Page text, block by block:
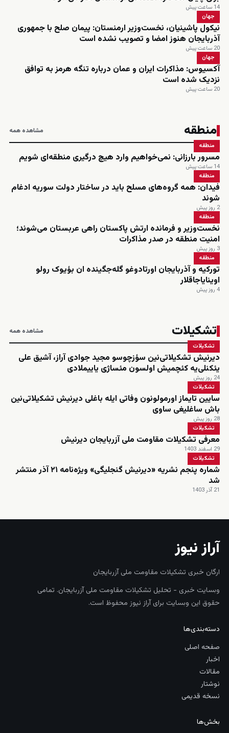
14 ساعت پیش
جهان
نیکول پاشینیان، نخست‌وزیر ارمنستان: پیمان صلح با جمهوری
آذربایجان هنوز امضا و تصویب نشده است
20 ساعت پیش
جهان
آکسیوس: مذاکرات ایران و عمان درباره تنگه هرمز به توافق
نزدیک شده است
20 ساعت پیش
منطقه مشاهده همه
منطقه
مسرور بارزانی: نمی‌خواهیم وارد هیچ درگیری منطقه‌ای شویم
14 ساعت پیش
منطقه
فیدان: همه گروه‌های مسلح باید در ساختار دولت سوریه ادغام
شوند
2 روز پیش
منطقه
نخست‌وزیر و فرمانده ارتش پاکستان راهی عربستان می‌شوند؛
امنیت منطقه در صدر مذاکرات
3 روز پیش
منطقه
تورکیه و آذربایجان اورتادوغو گله‌جگینده ان بؤیوک رولو
اوینایاجاقلار
4 روز پیش
تشکیلات مشاهده همه
تشکیلات
دیرنیش تشکیلاتی‌نین سؤزچوسو مجید جوادی آراز، آشیق علی
یئکنلی‌یه کئچمیش اولسون مئساژی یاییملادی
24 روز پیش
تشکیلات
سایین تایماز اورمولونون وفاتی ایله باغلی دیرنیش تشکیلاتی‌نین
باش ساغلیغی ساوی
28 روز پیش
تشکیلات
معرفی تشکیلات مقاومت ملی آزربایجان دیرنیش
29 اسفند 1403
تشکیلات
شماره پنجم نشریه «دیرنیش گنجلیگی» ویژه‌نامه ۲۱ آذر منتشر
شد
21 آذر 1403
آراز نیوز
ارگان خبری تشکیلات مقاومت ملی آزربایجان
وبسایت خبری - تحلیل تشکیلات مقاومت ملی آزربایجان. تمامی
حقوق این وبسایت برای آراز نیوز محفوظ است.
دسته‌بندی‌ها
صفحه اصلی
اخبار
مقالات
نوشتار
نسخه قدیمی
بخش‌ها